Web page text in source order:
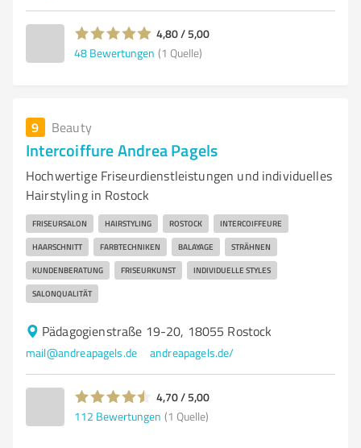
4,80 / 5,00
48 Bewertungen (1 Quelle)
9 Beauty
Intercoiffure Andrea Pagels
Hochwertige Friseurdienstleistungen und individuelles
Hairstyling in Rostock
FRISEURSALON HAIRSTYLING ROSTOCK INTERCOIFFEURE
HAARSCHNITT FARBTECHNIKEN BALAYAGE STRÄHNEN
KUNDENBERATUNG FRISEURKUNST INDIVIDUELLE STYLES
SALONQUALITÄT
Pädagogienstraße 19-20, 18055 Rostock
mail@andreapagels.de andreapagels.de/
4,70 / 5,00
112 Bewertungen (1 Quelle)